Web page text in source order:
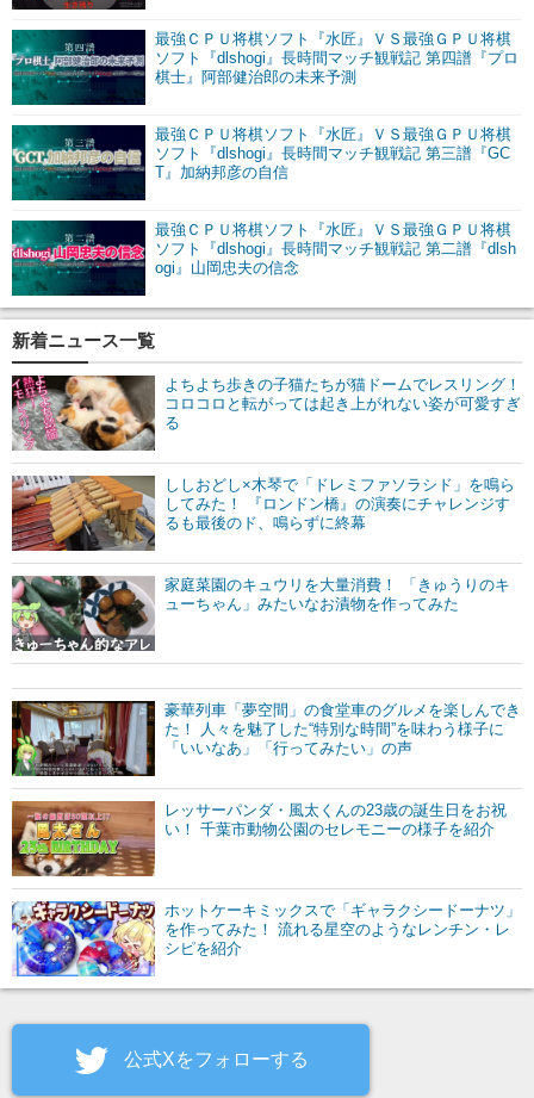
最強ＣＰＵ将棋ソフト『水匠』ＶＳ最強ＧＰＵ将棋
ソフト『dlshogi』長時間マッチ観戦記 第四譜『プロ
棋士』阿部健治郎の未来予測
最強ＣＰＵ将棋ソフト『水匠』ＶＳ最強ＧＰＵ将棋
ソフト『dlshogi』長時間マッチ観戦記 第三譜『GC
T』加納邦彦の自信
最強ＣＰＵ将棋ソフト『水匠』ＶＳ最強ＧＰＵ将棋
ソフト『dlshogi』長時間マッチ観戦記 第二譜『dlsh
ogi』山岡忠夫の信念
新着ニュース一覧
よちよち歩きの子猫たちが猫ドームでレスリング！
コロコロと転がっては起き上がれない姿が可愛すぎ
る
ししおどし×木琴で「ドレミファソラシド」を鳴ら
してみた！ 『ロンドン橋』の演奏にチャレンジす
るも最後のド、鳴らずに終幕
家庭菜園のキュウリを大量消費！ 「きゅうりのキ
ューちゃん」みたいなお漬物を作ってみた
豪華列車「夢空間」の食堂車のグルメを楽しんでき
た！ 人々を魅了した“特別な時間”を味わう様子に
「いいなあ」「行ってみたい」の声
レッサーパンダ・風太くんの23歳の誕生日をお祝
い！ 千葉市動物公園のセレモニーの様子を紹介
ホットケーキミックスで「ギャラクシードーナツ」
を作ってみた！ 流れる星空のようなレンチン・レ
シピを紹介
公式Xをフォローする